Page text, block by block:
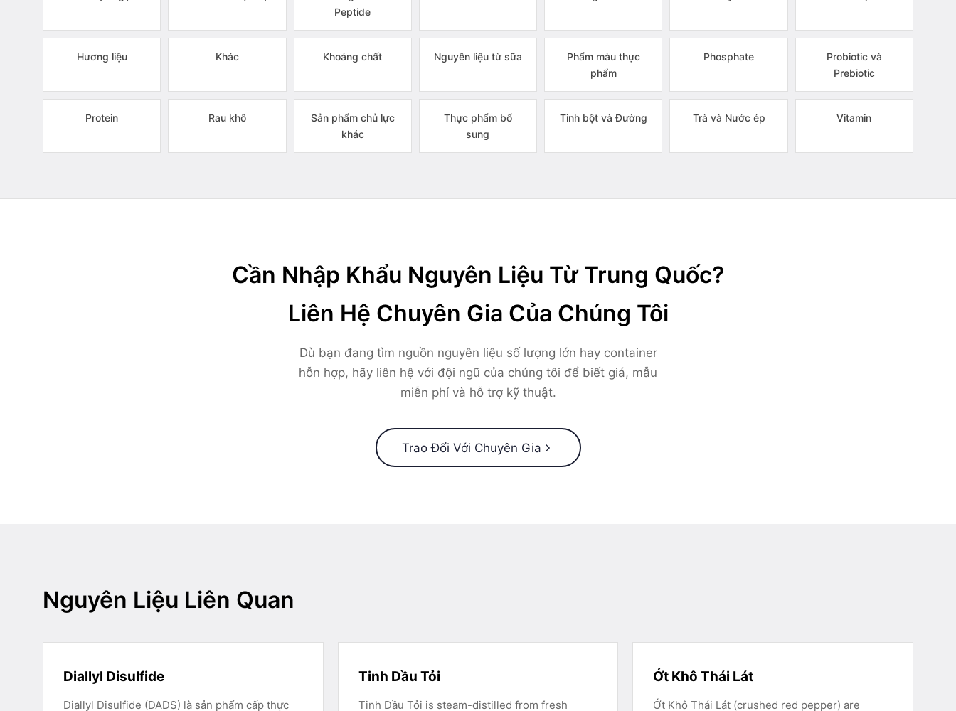
Peptide
Hương liệu Khác Khoáng chất Nguyên liệu từ sữa
Phẩm màu thực
phẩm
Phosphate
Probiotic và
Prebiotic
Protein Rau khô
Sản phẩm chủ lực
khác
Thực phẩm bổ
sung
Tinh bột và Đường Trà và Nước ép Vitamin
Cần Nhập Khẩu Nguyên Liệu Từ Trung Quốc?
Liên Hệ Chuyên Gia Của Chúng Tôi
Dù bạn đang tìm nguồn nguyên liệu số lượng lớn hay container
hỗn hợp, hãy liên hệ với đội ngũ của chúng tôi để biết giá, mẫu
miễn phí và hỗ trợ kỹ thuật.
Trao Đổi Với Chuyên Gia
Nguyên Liệu Liên Quan
Diallyl Disulfide
Diallyl Disulfide (DADS) là sản phẩm cấp thực
Tinh Dầu Tỏi
Tinh Dầu Tỏi is steam-distilled from fresh
Ớt Khô Thái Lát
Ớt Khô Thái Lát (crushed red pepper) are